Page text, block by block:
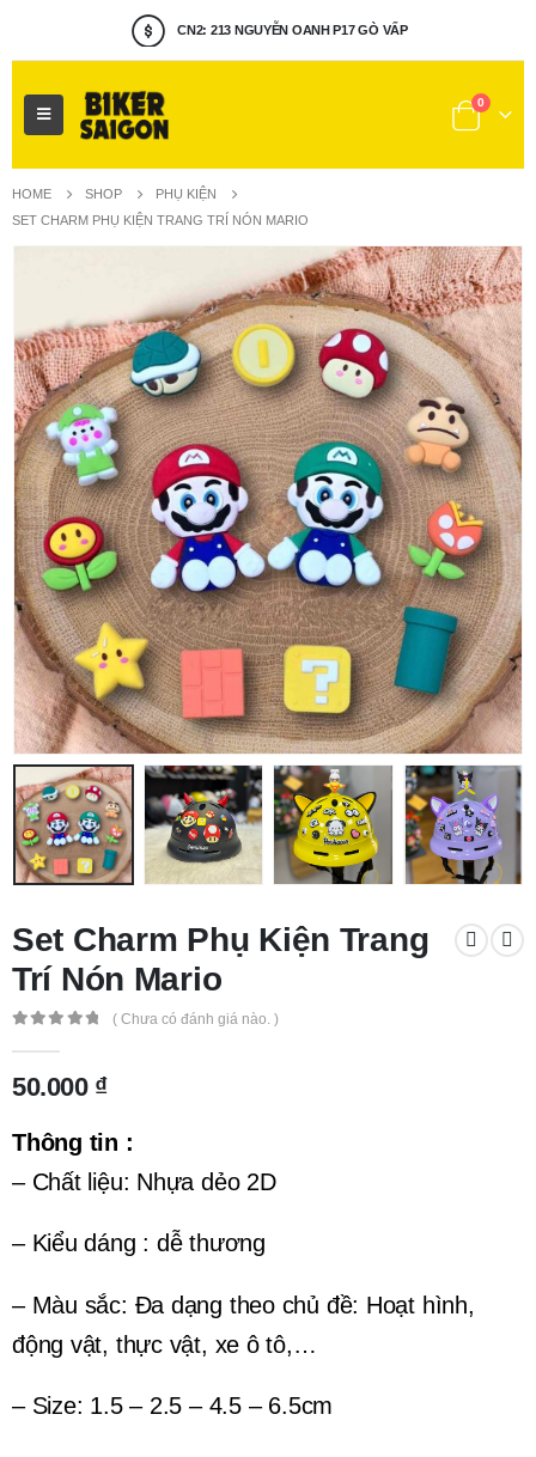
CN2: 213 NGUYỄN OANH P17 GÒ VẤP
MUA HÀNG : 0922.656.405
0
HOME SHOP
PHỤ KIỆN
SET CHARM PHỤ KIỆN TRANG TRÍ NÓN MARIO
Set Charm Phụ Kiện Trang
Trí Nón Mario
( Chưa có đánh giá nào. )
50.000 ₫
Thông tin :
– Chất liệu: Nhựa dẻo 2D
– Kiểu dáng : dễ thương
– Màu sắc: Đa dạng theo chủ đề: Hoạt hình,
động vật, thực vật, xe ô tô,…
– Size: 1.5 – 2.5 – 4.5 – 6.5cm